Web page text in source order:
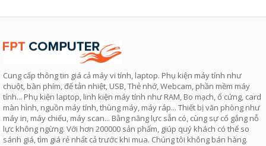
Cung cấp thông tin giá cả máy vi tính, laptop. Phụ kiện máy tính như
chuột, bàn phím, đế tản nhiệt, USB, Thẻ nhớ, Webcam, phần mềm máy
tính... Phụ kiện laptop, linh kiện máy tính như RAM, Bo mạch, ổ cứng, card
màn hình, nguồn máy tính, thùng máy, máy ráp... Thiết bị văn phòng như
máy in, máy chiếu, máy scan... Bằng năng lực sẵn có, cùng sự cố gắng nỗ
lực không ngừng. Với hơn 200000 sản phẩm, giúp quý khách có thể so
sánh giá, tìm giá rẻ nhất cả trước khi mua. Chúng tôi không bán hàng.